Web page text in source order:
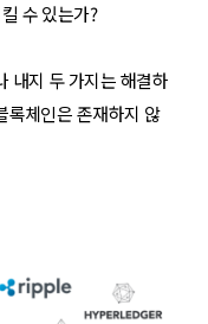
수 있는가?
내지 두 가지는 해결하
록체인은 존재하지 않